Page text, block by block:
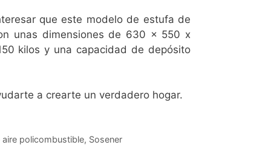
que este modelo de estufa de
unas dimensiones de 630 x 550 x
kilos y una capacidad de depósito
a crearte un verdadero hogar.
policombustible, Sosener